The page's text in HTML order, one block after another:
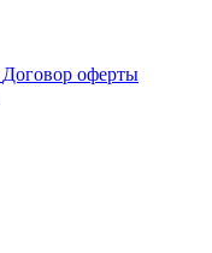
Договор оферты